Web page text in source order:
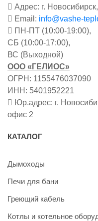
Адрес: г.
Email: info@vashe-
ПН-ПТ (10:00-19:00),
СБ (10:00-17:00),
ВС (Выходной)
ООО «ГЕЛИОС»
ОГРН: 1155476037090
ИНН: 5401952221
Юр.адрес: г.
офис 2
КАТАЛОГ
Дымоходы
Печи для бани
Греющий кабель
Котлы и котельное